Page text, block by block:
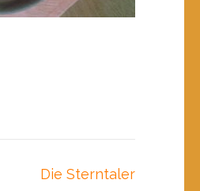
Die Sterntaler